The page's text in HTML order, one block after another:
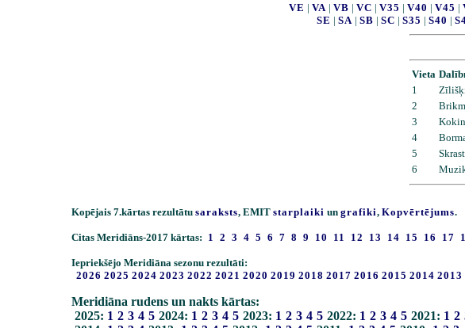
VE | VA | VB | VC | V35 | V40 | V45 |
SE | SA | SB | SC | S35 | S40 |
Vieta
1
2
3
4
5
6
Kopējais 7.kārtas rezultātu saraksts, EMIT starplaiki un grafiki, Kopvērtējums.
Citas Meridiāns-2017 kārtas: 1 2 3 4 5 6 7 8 9 10 11 12 13 14 15 16 17
Iepriekšējo Meridiāna sezonu rezultāti:
2026 2025 2024 2023 2022 2021 2020 2019 2018 2017 2016 2015 2014 2013
Meridiāna rudens un nakts kārtas:
2025: 1 2 3 4 5 2024: 1 2 3 4 5 2023: 1 2 3 4 5 2022: 1 2 3 4 5 2021: 1 2